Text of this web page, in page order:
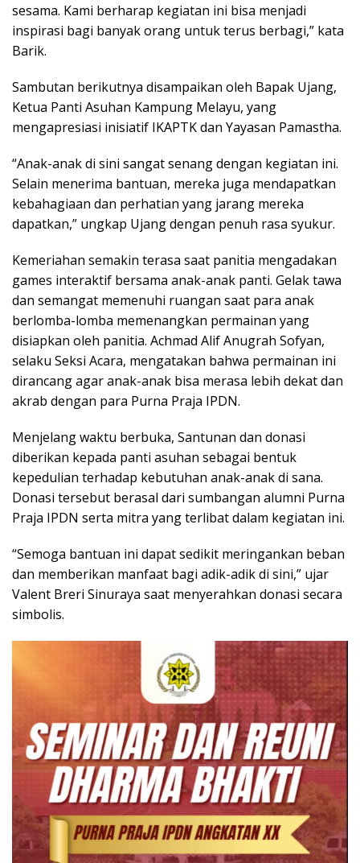
sesama. Kami berharap kegiatan ini bisa menjadi
inspirasi bagi banyak orang untuk terus berbagi,” kata
Barik.
Sambutan berikutnya disampaikan oleh Bapak Ujang,
Ketua Panti Asuhan Kampung Melayu, yang
mengapresiasi inisiatif IKAPTK dan Yayasan Pamastha.
“Anak-anak di sini sangat senang dengan kegiatan ini.
Selain menerima bantuan, mereka juga mendapatkan
kebahagiaan dan perhatian yang jarang mereka
dapatkan,” ungkap Ujang dengan penuh rasa syukur.
Kemeriahan semakin terasa saat panitia mengadakan
games interaktif bersama anak-anak panti. Gelak tawa
dan semangat memenuhi ruangan saat para anak
berlomba-lomba memenangkan permainan yang
disiapkan oleh panitia. Achmad Alif Anugrah Sofyan,
selaku Seksi Acara, mengatakan bahwa permainan ini
dirancang agar anak-anak bisa merasa lebih dekat dan
akrab dengan para Purna Praja IPDN.
Menjelang waktu berbuka, Santunan dan donasi
diberikan kepada panti asuhan sebagai bentuk
kepedulian terhadap kebutuhan anak-anak di sana.
Donasi tersebut berasal dari sumbangan alumni Purna
Praja IPDN serta mitra yang terlibat dalam kegiatan ini.
“Semoga bantuan ini dapat sedikit meringankan beban
dan memberikan manfaat bagi adik-adik di sini,” ujar
Valent Breri Sinuraya saat menyerahkan donasi secara
simbolis.